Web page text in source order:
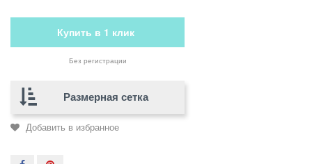
Купить в 1 клик
Без регистрации
Размерная сетка
Добавить в избранное